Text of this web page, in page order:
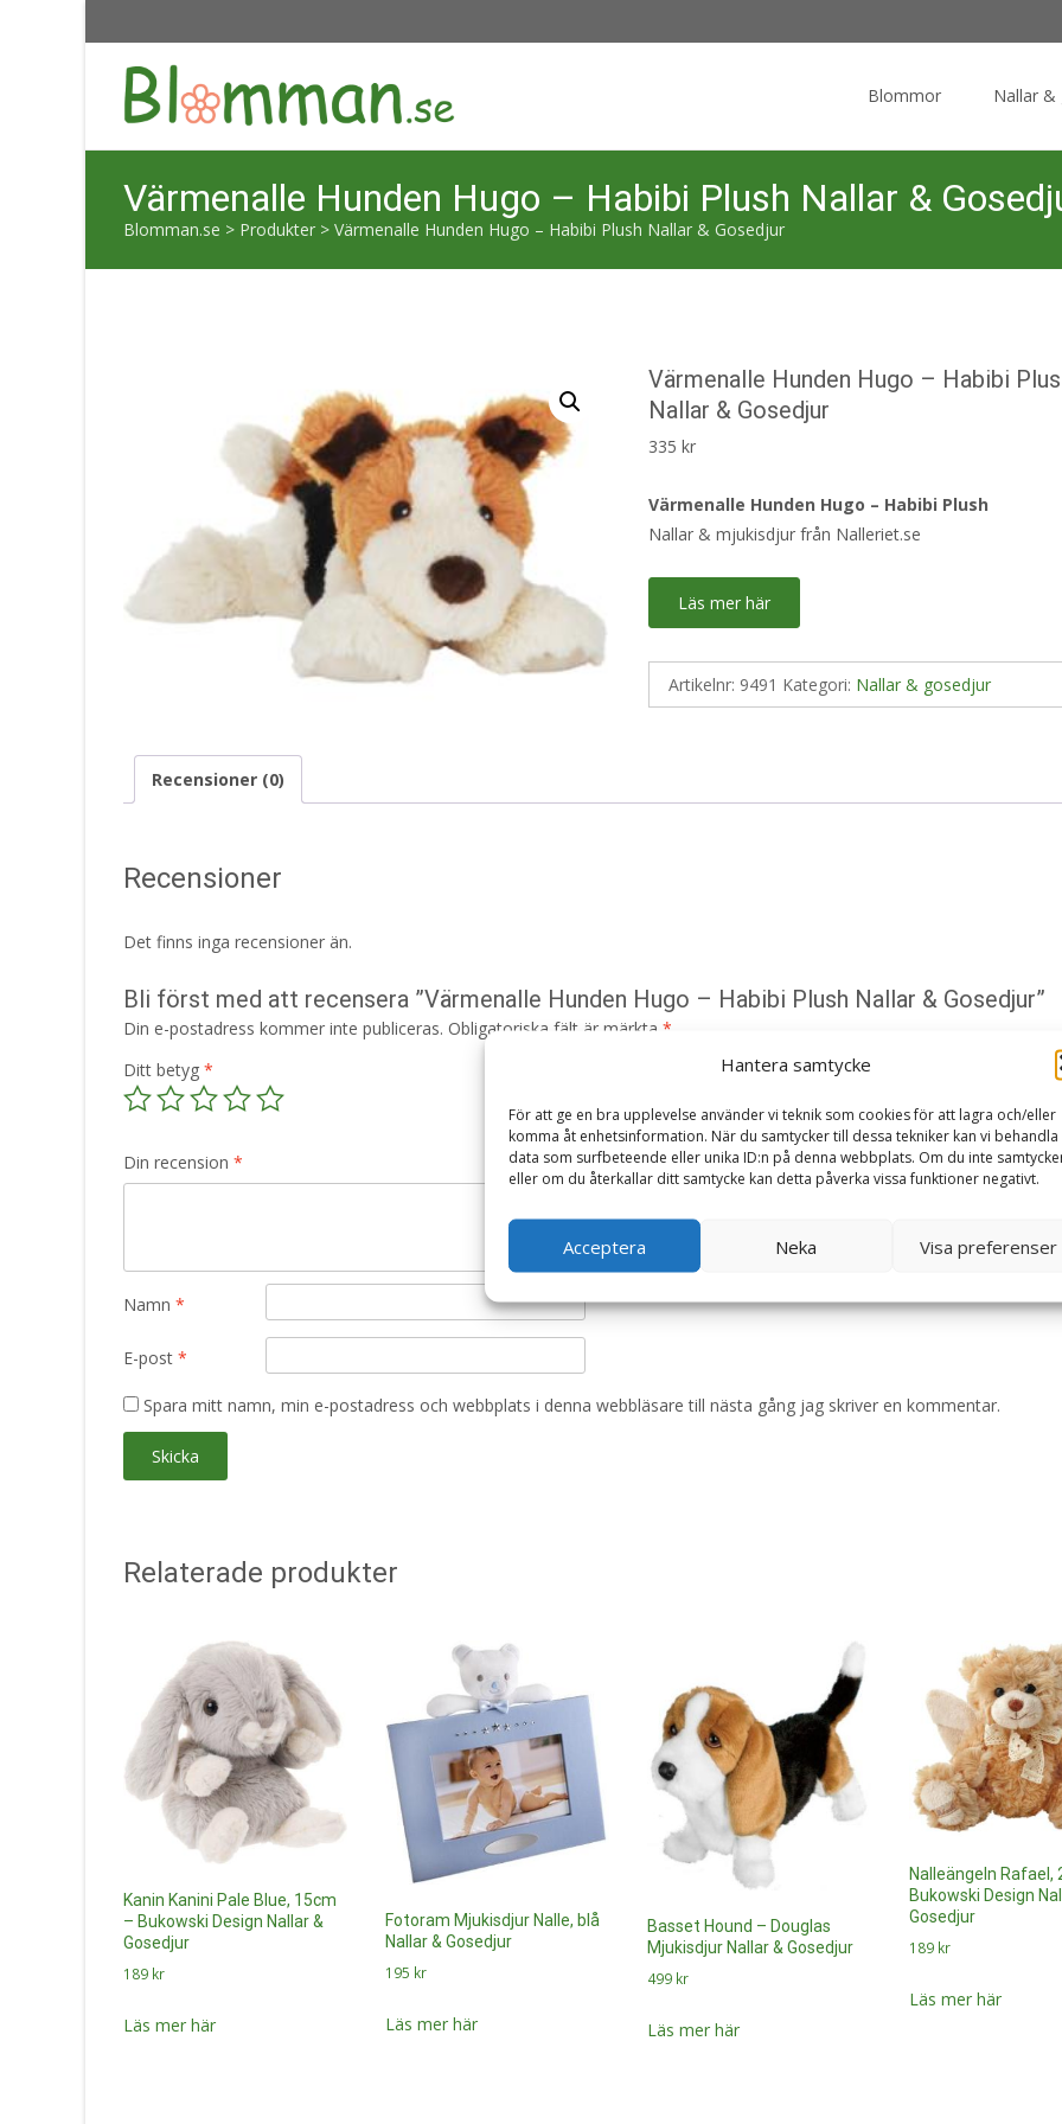
Hantera samtycke
För att ge en bra upplevelse använder vi teknik som cookies för att lagra och/eller
komma åt enhetsinformation. När du samtycker till dessa tekniker kan vi behandla
data som surfbeteende eller unika ID:n på denna webbplats. Om du inte
eller om du återkallar ditt samtycke kan detta påverka vissa funktioner negativt.
Acceptera Neka Visa preferenser
Blommor Nallar &
Värmenalle Hunden Hugo – Habibi Plush Nallar &
Blomman.se > Produkter > Värmenalle Hunden Hugo – Habibi Plush Nallar & Gosedjur
Värmenalle Hunden Hugo – Habibi
Nallar & Gosedjur
335kr
Värmenalle Hunden Hugo – Habibi Plush
Nallar & mjukisdjur från Nalleriet.se
Läs mer här
Artikelnr: 9491 Kategori: Nallar & gosedjur
Recensioner (0)
Recensioner
Det finns inga recensioner än.
Bli först med att recensera ”Värmenalle Hunden Hugo – Habibi Plush Nallar & Gosedjur”
Din e-postadress kommer inte publiceras. Obligatoriska fält är märkta *
Ditt betyg *
Din recension *
Namn *
E-post *
Spara mitt namn, min e-postadress och webbplats i denna webbläsare till nästa gång jag skriver en kommentar.
Relaterade produkter
Kanin Kanini Pale Blue, 15cm
– Bukowski Design Nallar &
Gosedjur
189 kr
Läs mer här
Fotoram Mjukisdjur Nalle, blå
Nallar & Gosedjur
195 kr
Läs mer här
Basset Hound – Douglas
Mjukisdjur Nallar & Gosedjur
499 kr
Läs mer här
Nalleängeln Rafael,
Bukowski Design
Gosedjur
189 kr
Läs mer här